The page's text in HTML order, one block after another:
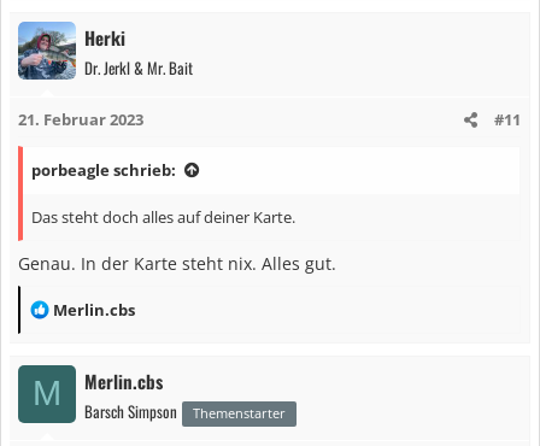
a
k
t
o
e
:
Herki
Dr. Jerkl & Mr. Bait
21. Februar 2023 #11
porbeagle schrieb:
Das steht doch alles auf deiner Karte.
Genau. In der Karte steht nix. Alles gut.
R
a
k
Merlin.cbs
M Merlin.cbs
Barsch Simpson Themenstarter